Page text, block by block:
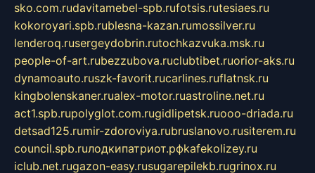
sko.com.rudavitamebel-spb.rufotsis.rutesiaes.ru
kokoroyari.spb.rublesna-kazan.rumossilver.ru
lenderoq.rusergeydobrin.rutochkazvuka.msk.ru
people-of-art.rubezzubova.ruclubtibet.ruorior-aks.ru
dynamoauto.ruszk-favorit.rucarlines.ruflatnsk.ru
kingbolenskaner.rualex-motor.ruastroline.net.ru
act1.spb.rupolyglot.com.rugidlipetsk.ruooo-driada.ru
detsad125.rumir-zdoroviya.rubruslanovo.rusiterem.ru
council.spb.ruлодкипатриот.рфkafekolizey.ru
iclub.net.rugazon-easy.rusugarepilekb.rugrinox.ru